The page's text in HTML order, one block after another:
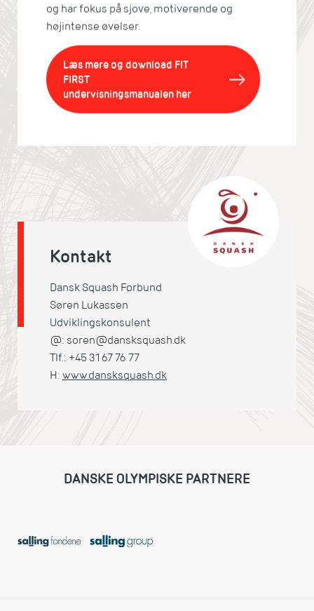
og har fokus på sjove, motiverende og
højintense øvelser.
Læs mere og download FIT
FIRST
undervisningsmanualen her
Kontakt
Dansk Squash Forbund
Søren Lukassen
Udviklingskonsulent
@: soren@dansksquash.dk
Tlf.: +45 31 67 76 77
H:www.dansksquash.dk
DANSKE OLYMPISKE PARTNERE